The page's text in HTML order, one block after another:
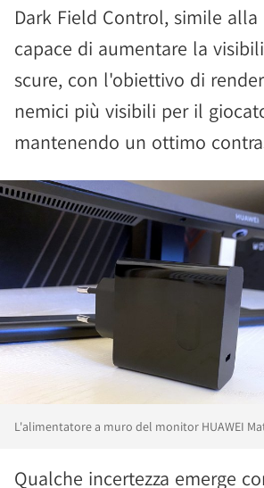
Dark Field Control, simile alla
capace di aumentare la
scure, con l'obiettivo di
nemici più visibili per il
mantenendo un ottimo
L'alimentatore a muro del monitor HUAWEI
Qualche incertezza emerge